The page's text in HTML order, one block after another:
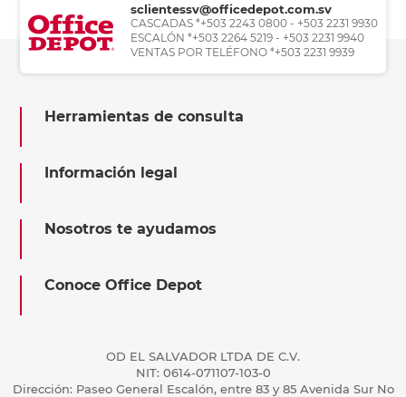
sclientessv@officedepot.com.sv
CASCADAS *+503 2243 0800 - +503 2231 9930
ESCALÓN *+503 2264 5219 - +503 2231 9940
VENTAS POR TELÉFONO *+503 2231 9939
Herramientas de consulta
Información legal
Nosotros te ayudamos
Conoce Office Depot
OD EL SALVADOR LTDA DE C.V.
NIT: 0614-071107-103-0
Dirección: Paseo General Escalón, entre 83 y 85 Avenida Sur No